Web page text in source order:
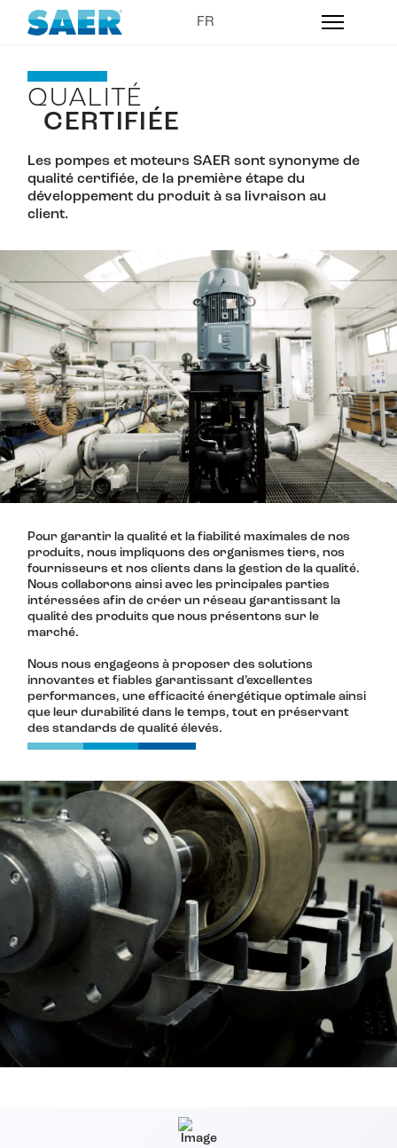
QUALITÉ
CERTIFIÉE
Les pompes et moteurs SAER sont synonyme de
qualité certifiée, de la première étape du
développement du produit à sa livraison au
client.
Pour garantir la qualité et la fiabilité maximales de nos
produits, nous impliquons des organismes tiers, nos
fournisseurs et nos clients dans la gestion de la qualité.
Nous collaborons ainsi avec les principales parties
intéressées afin de créer un réseau garantissant la
qualité des produits que nous présentons sur le
marché.
Nous nous engageons à proposer des solutions
innovantes et fiables garantissant d’excellentes
performances, une efficacité énergétique optimale ainsi
que leur durabilité dans le temps, tout en préservant
des standards de qualité élevés.